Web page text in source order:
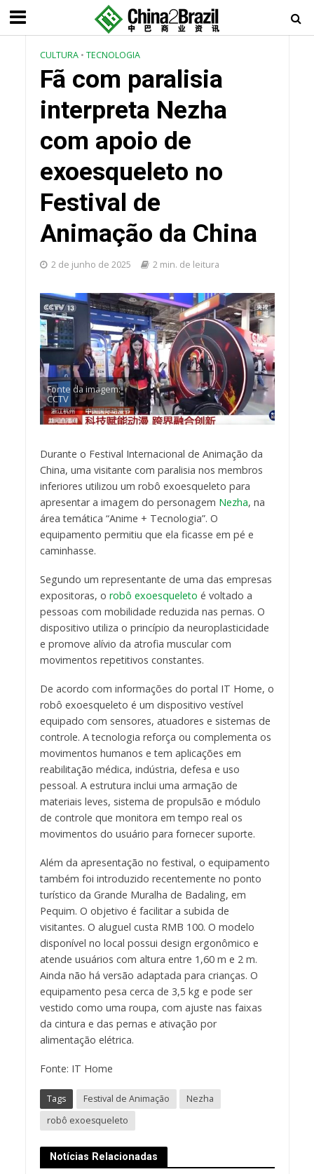
CULTURA • TECNOLOGIA
Fã com paralisia
interpreta Nezha
com apoio de
exoesqueleto no
Festival de
Animação da China
2 de junho de 2025 2 min. de leitura
Fonte da imagem:
CCTV
Durante o Festival Internacional de Animação da
China, uma visitante com paralisia nos membros
inferiores utilizou um robô exoesqueleto para
apresentar a imagem do personagem Nezha, na
área temática “Anime + Tecnologia”. O
equipamento permitiu que ela ficasse em pé e
caminhasse.
Segundo um representante de uma das empresas
expositoras, o robô exoesqueleto é voltado a
pessoas com mobilidade reduzida nas pernas. O
dispositivo utiliza o princípio da neuroplasticidade
e promove alívio da atrofia muscular com
movimentos repetitivos constantes.
De acordo com informações do portal IT Home, o
robô exoesqueleto é um dispositivo vestível
equipado com sensores, atuadores e sistemas de
controle. A tecnologia reforça ou complementa os
movimentos humanos e tem aplicações em
reabilitação médica, indústria, defesa e uso
pessoal. A estrutura inclui uma armação de
materiais leves, sistema de propulsão e módulo
de controle que monitora em tempo real os
movimentos do usuário para fornecer suporte.
Além da apresentação no festival, o equipamento
também foi introduzido recentemente no ponto
turístico da Grande Muralha de Badaling, em
Pequim. O objetivo é facilitar a subida de
visitantes. O aluguel custa RMB 100. O modelo
disponível no local possui design ergonômico e
atende usuários com altura entre 1,60 m e 2 m.
Ainda não há versão adaptada para crianças. O
equipamento pesa cerca de 3,5 kg e pode ser
vestido como uma roupa, com ajuste nas faixas
da cintura e das pernas e ativação por
alimentação elétrica.
Fonte: IT Home
Tags Festival de Animação
Nezha
robô exoesqueleto
Notícias Relacionadas